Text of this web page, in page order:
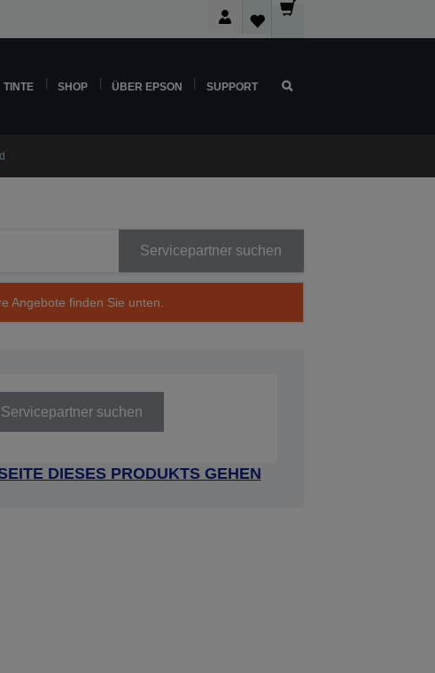
TINTE SHOP ÜBER EPSON SUPPORT
Servicepartner suchen
Angebote finden Sie unten.
Servicepartner suchen
DIESES PRODUKTS GEHEN